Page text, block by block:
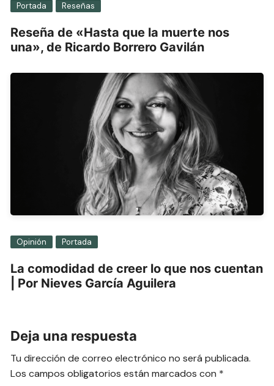
Portada Reseñas
Reseña de «Hasta que la muerte nos
una», de Ricardo Borrero Gavilán
Opinión Portada
La comodidad de creer lo que nos cuentan
| Por Nieves García Aguilera
Deja una respuesta
Tu dirección de correo electrónico no será publicada.
Los campos obligatorios están marcados con *